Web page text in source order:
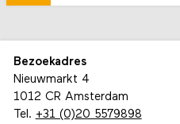
Bezoekadres
Nieuwmarkt 4
1012 CR Amsterdam
Tel. +31 (0)20 5579898